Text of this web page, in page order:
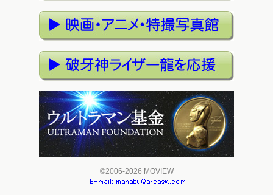
©2006-2026 MOVIEW